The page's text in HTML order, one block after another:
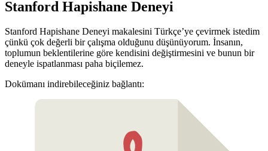
Stanford Hapishane Deneyi
Stanford Hapishane Deneyi makalesini Türkçe’ye çevirmek istedim
çünkü çok değerli bir çalışma olduğunu düşünüyorum. İnsanın,
toplumun beklentilerine göre kendisini değiştirmesini ve bunun bir
deneyle ispatlanması paha biçilemez.
Dokümanı indirebileceğiniz bağlantı: